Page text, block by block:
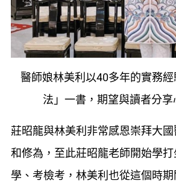
醫師娘林美利以40多年的實務
法」一書，期望與讀者分享
莊昭龍與林美利非常感恩崇拜大
和修為，至此莊昭龍老師開始學
學、考檢考，林美利也從這個時